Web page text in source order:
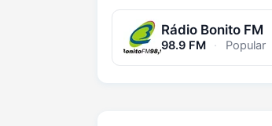
Rádio Bonito FM
98.9 FM · Popular